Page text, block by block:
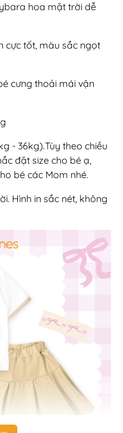
hoa mặt trời dễ
cực tốt, màu sắc ngọt
cưng thoải mái vận
- 36kg).Tùy theo chiều
đặt size cho bé ạ,
bé các Mom nhé.
Hình in sắc nét, không